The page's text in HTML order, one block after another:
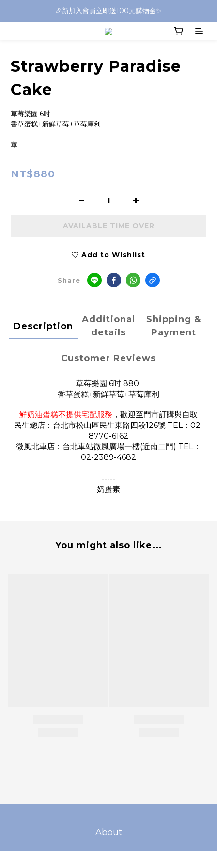
🎉新加入會員立即送100元購物金✨
Strawberry Paradise
Cake
草莓樂園 6吋
香草蛋糕+新鮮草莓+草莓庫利
葷
NT$880
AVAILABLE TIME OVER
Add to Wishlist
Share
Description
Additional
details
Shipping &
Payment
Customer Reviews
草莓樂園 6吋 880
香草蛋糕+新鮮草莓+草莓庫利
鮮奶油蛋糕不提供宅配服務 ，歡迎至門市訂購與自取
民生總店：台北市松山區民生東路四段126號 TEL：02-
8770-6162
微風北車店：台北車站微風廣場一樓(近南二門) TEL：
02-2389-4682
-----
奶蛋素
You might also like...
About